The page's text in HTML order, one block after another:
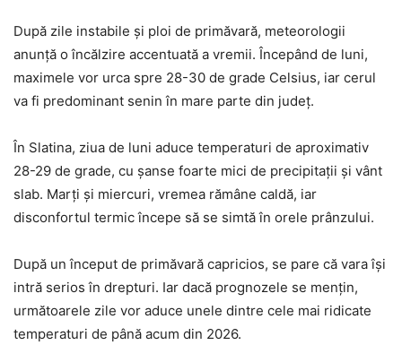
După zile instabile și ploi de primăvară, meteorologii
anunță o încălzire accentuată a vremii. Începând de luni,
maximele vor urca spre 28-30 de grade Celsius, iar cerul
va fi predominant senin în mare parte din județ.
În Slatina, ziua de luni aduce temperaturi de aproximativ
28-29 de grade, cu șanse foarte mici de precipitații și vânt
slab. Marți și miercuri, vremea rămâne caldă, iar
disconfortul termic începe să se simtă în orele prânzului.
După un început de primăvară capricios, se pare că vara își
intră serios în drepturi. Iar dacă prognozele se mențin,
următoarele zile vor aduce unele dintre cele mai ridicate
temperaturi de până acum din 2026.